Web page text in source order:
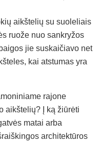
aikštelių su suoleliais
ruože nuo sankryžos
jie suskaičiavo net
kai atstumas yra
rajone
aikštelių? Į ką žiūrėti
matai arba
architektūros